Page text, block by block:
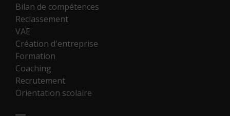
Bilan de compétences
Reclassement
VAE
Création d'entreprise
Formation
Coaching
Recrutement
Orientation scolaire